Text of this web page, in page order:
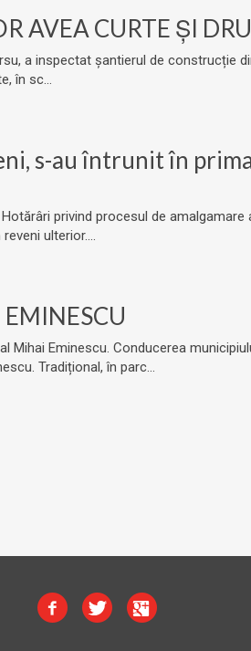
AVEA CURTE ȘI
a inspectat șantierul de construcție
în sc...
s-au întrunit în
privind procesul de
ulterior....
Eminescu. Conducerea
Tradițional, în parc...